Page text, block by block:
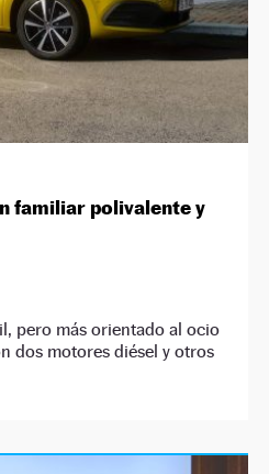
familiar polivalente y
pero más orientado al ocio
dos motores diésel y otros